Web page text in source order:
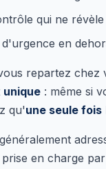
qui ne
en
repartez
unique : même si
qu'une seule fois
en charge